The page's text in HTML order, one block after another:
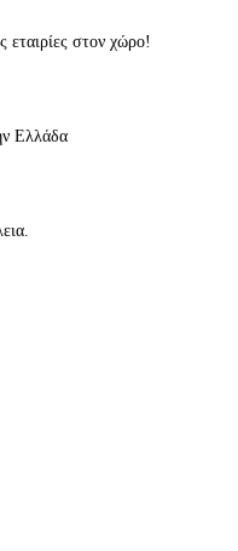
εταιρίες στον χώρο!
Ελλάδα